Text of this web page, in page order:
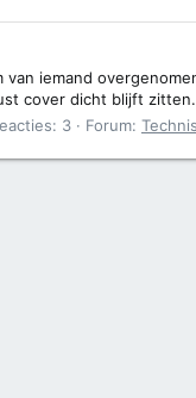
iemand
cover dicht blijft
3 Forum: